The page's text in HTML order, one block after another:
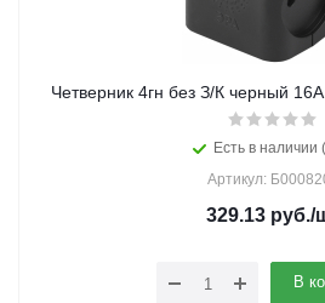
Четверник 4гн без З/К черный
Есть в наличии
Артикул:
329.13руб./
В